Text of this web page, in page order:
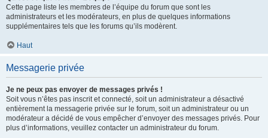
Cette page liste les membres de l’équipe du forum que sont les
administrateurs et les modérateurs, en plus de quelques informations
supplémentaires tels que les forums qu’ils modèrent.
Haut
Messagerie privée
Je ne peux pas envoyer de messages privés !
Soit vous n’êtes pas inscrit et connecté, soit un administrateur a désactivé
entièrement la messagerie privée sur le forum, soit un administrateur ou un
modérateur a décidé de vous empêcher d’envoyer des messages privés. Pour
plus d’informations, veuillez contacter un administrateur du forum.